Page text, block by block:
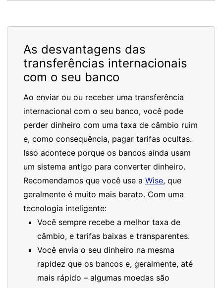
As desvantagens das
transferências internacionais
com o seu banco
Ao enviar ou ou receber uma transferência
internacional com o seu banco, você pode
perder dinheiro com uma taxa de câmbio ruim
e, como consequência, pagar tarifas ocultas.
Isso acontece porque os bancos ainda usam
um sistema antigo para converter dinheiro.
Recomendamos que você use a Wise, que
geralmente é muito mais barato. Com uma
tecnologia inteligente:
Você sempre recebe a melhor taxa de
câmbio, e tarifas baixas e transparentes.
Você envia o seu dinheiro na mesma
rapidez que os bancos e, geralmente, até
mais rápido – algumas moedas são